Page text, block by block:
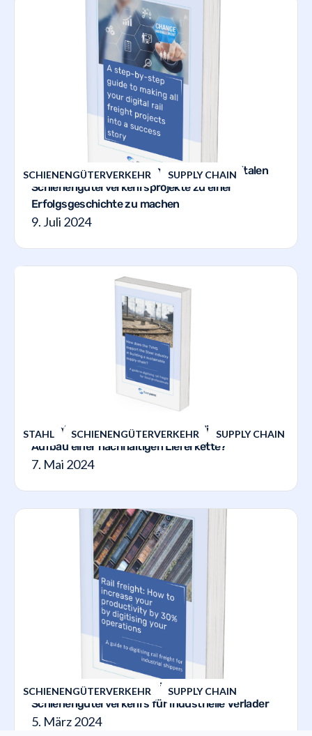
SCHIENENGÜTERVERKEHR SUPPLY CHAIN
Eine schrittweise Anleitung, um all Ihre digitalen
Schienengüterverkehrsprojekte zu einer
Erfolgsgeschichte zu machen
9. Juli 2024
STAHL SCHIENENGÜTERVERKEHR SUPPLY CHAIN
Wie unterstützt das TVMS die Stahlindustrie beim
Aufbau einer nachhaltigen Lieferkette?
7. Mai 2024
SCHIENENGÜTERVERKEHR SUPPLY CHAIN
Der Leitfaden zur Digitalisierung des
Schienengüterverkehrs für industrielle Verlader
5. März 2024